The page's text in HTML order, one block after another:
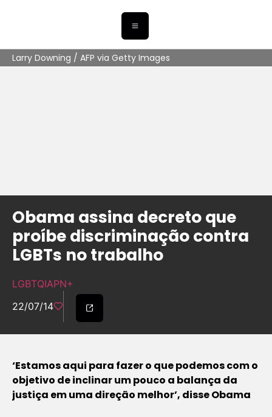
Larry Downing / AFP via Getty Images
Obama assina decreto que
proíbe discriminação contra
LGBTs no trabalho
LGBTQIAPN+
22/07/14
‘Estamos aqui para fazer o que podemos com o
objetivo de inclinar um pouco a balança da
justiça em uma direção melhor’, disse Obama